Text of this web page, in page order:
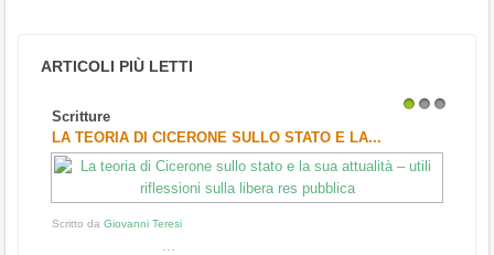
ARTICOLI PIÙ LETTI
Scritture
LA TEORIA DI CICERONE SULLO STATO E LA...
Scritto da Giovanni Teresi
...